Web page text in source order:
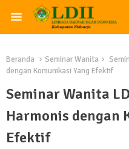
Beranda Seminar Wanita
dengan Komunikasi Yang Efektif
Seminar Wanita
Harmonis dengan
Efektif